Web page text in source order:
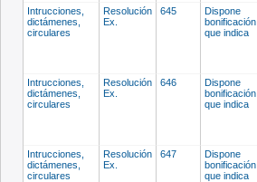
Intrucciones,
dictámenes,
circulares
Resolución
Ex.
645
Dispone
bonificación
que indica
Intrucciones,
dictámenes,
circulares
Resolución
Ex.
646
Dispone
bonificación
que indica
Intrucciones,
dictámenes,
circulares
Resolución
Ex.
647
Dispone
bonificación
que indica